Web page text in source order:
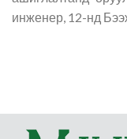
инженер, 12-нд